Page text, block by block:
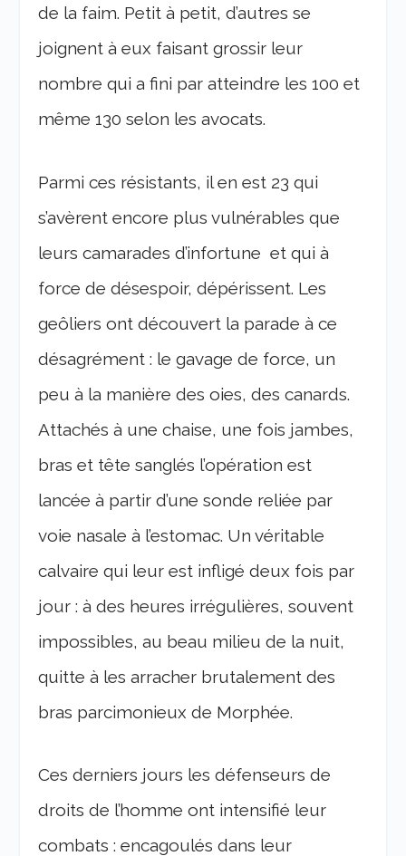
de la faim. Petit à petit, d’autres se
joignent à eux faisant grossir leur
nombre qui a fini par atteindre les 100 et
même 130 selon les avocats.
Parmi ces résistants, il en est 23 qui
s’avèrent encore plus vulnérables que
leurs camarades d’infortune et qui à
force de désespoir, dépérissent. Les
geôliers ont découvert la parade à ce
désagrément : le gavage de force, un
peu à la manière des oies, des canards.
Attachés à une chaise, une fois jambes,
bras et tête sanglés l’opération est
lancée à partir d’une sonde reliée par
voie nasale à l’estomac. Un véritable
calvaire qui leur est infligé deux fois par
jour : à des heures irrégulières, souvent
impossibles, au beau milieu de la nuit,
quitte à les arracher brutalement des
bras parcimonieux de Morphée.
Ces derniers jours les défenseurs de
droits de l’homme ont intensifié leur
combats : encagoulés dans leur